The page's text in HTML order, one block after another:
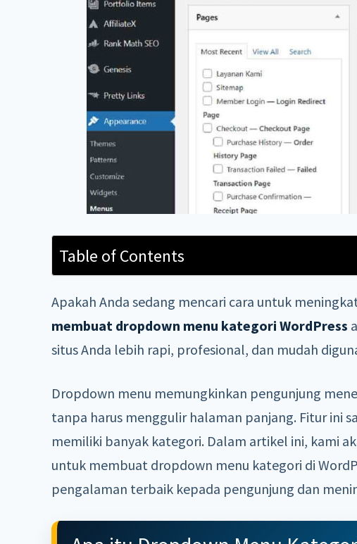
Table of Contents
Apakah Anda sedang mencari cara untuk
membuat dropdown menu kategori WordPress
situs Anda lebih rapi, profesional, dan mudah
Dropdown menu memungkinkan pengunjung
tanpa harus menggulir halaman panjang. Fitur ini
memiliki banyak kategori. Dalam artikel ini, kami
untuk membuat dropdown menu kategori di
pengalaman terbaik kepada pengunjung dan